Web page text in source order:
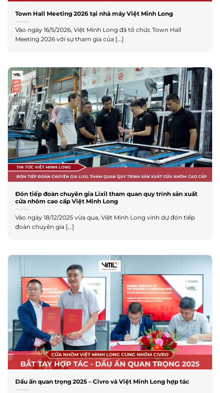
Town Hall Meeting 2026 tại nhà máy Việt Minh Long
Vào ngày 16/5/2026, Việt Minh Long đã tổ chức Town Hall
Meeting 2026 với sự tham gia của [...]
Đón tiếp đoàn chuyên gia Lixil tham quan quy trình sản xuất
cửa nhôm cao cấp Việt Minh Long
Vào ngày 18/12/2025 vừa qua, Việt Minh Long vinh dự đón tiếp
đoàn chuyên gia [...]
Dấu ấn quan trọng 2025 – Civro và Việt Minh Long hợp tác